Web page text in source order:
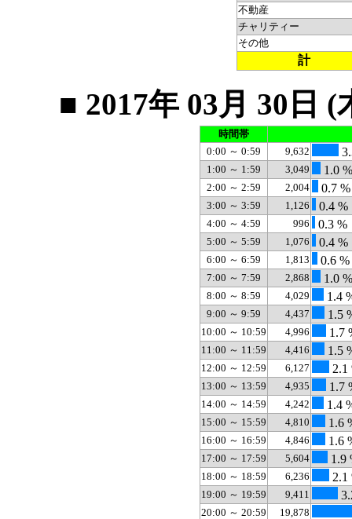
不動産
チャリティー
その他
計
■ 2017年 03月 30日
時間帯
0:00 ～ 0:59
9,632
1:00 ～ 1:59 3,049 1.0 %
2:00 ～ 2:59 2,004 0.7 %
3:00 ～ 3:59 1,126 0.4 %
4:00 ～ 4:59 996 0.3 %
5:00 ～ 5:59 1,076 0.4 %
6:00 ～ 6:59 1,813 0.6 %
7:00 ～ 7:59 2,868 1.0 %
8:00 ～ 8:59 4,029 1.4
9:00 ～ 9:59 4,437 1.5
10:00 ～ 10:59 4,996 1.7
11:00 ～ 11:59 4,416 1.5
12:00 ～ 12:59 6,127 2.1
13:00 ～ 13:59 4,935 1.7
14:00 ～ 14:59 4,242 1.4
15:00 ～ 15:59 4,810 1.6
16:00 ～ 16:59 4,846 1.6
17:00 ～ 17:59 5,604 1.9
18:00 ～ 18:59 6,236 2.1
19:00 ～ 19:59 9,411
20:00 ～ 20:59
19,878